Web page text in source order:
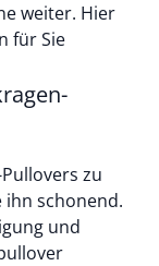
weiter. Hier
für Sie
zu
ihn schonend.
und